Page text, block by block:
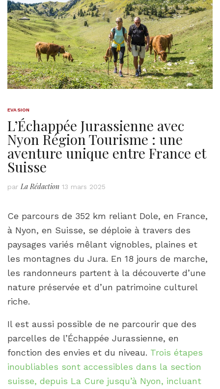
EVASION
L’Échappée Jurassienne avec
Nyon Région Tourisme : une
aventure unique entre France et
Suisse
par La Rédaction 13 mars 2025
Ce parcours de 352 km reliant Dole, en France,
à Nyon, en Suisse, se déploie à travers des
paysages variés mêlant vignobles, plaines et
les montagnes du Jura. En 18 jours de marche,
les randonneurs partent à la découverte d’une
nature préservée et d’un patrimoine culturel
riche.
Il est aussi possible de ne parcourir que des
parcelles de l’Échappée Jurassienne, en
fonction des envies et du niveau. Trois étapes
inoubliables sont accessibles dans la section
suisse, depuis La Cure jusqu’à Nyon, incluant